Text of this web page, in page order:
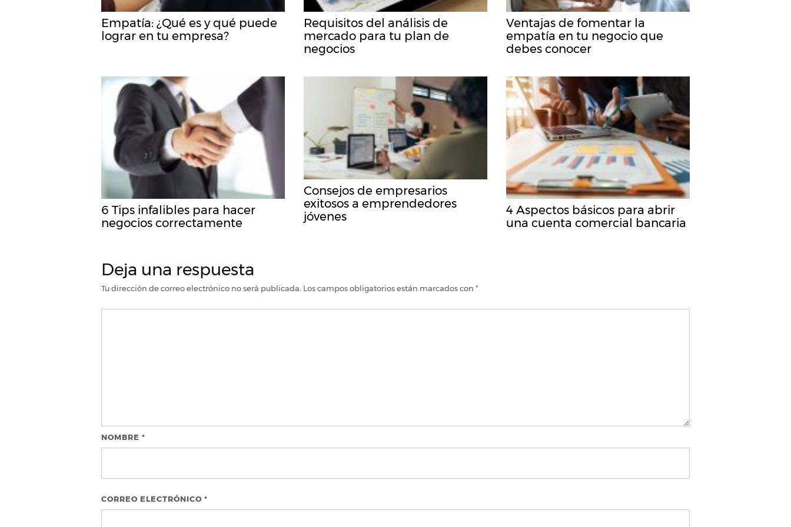
Empatía: ¿Qué es y qué puede
lograr en tu empresa?
Requisitos del análisis de
mercado para tu plan de
negocios
Ventajas de fomentar la
empatía en tu negocio que
debes conocer
6 Tips infalibles para hacer
negocios correctamente
Consejos de empresarios
exitosos a emprendedores
jóvenes
4 Aspectos básicos para abrir
una cuenta comercial bancaria
Deja una respuesta
Tu dirección de correo electrónico no será publicada. Los campos obligatorios están marcados con *
NOMBRE *
CORREO ELECTRÓNICO *